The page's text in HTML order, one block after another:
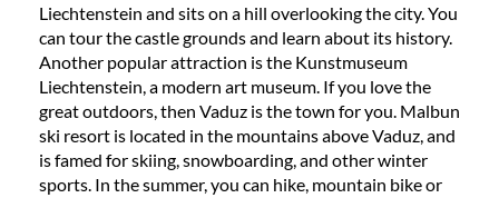
Liechtenstein and sits on a hill overlooking the city. You
can tour the castle grounds and learn about its history.
Another popular attraction is the Kunstmuseum
Liechtenstein, a modern art museum. If you love the
great outdoors, then Vaduz is the town for you. Malbun
ski resort is located in the mountains above Vaduz, and
is famed for skiing, snowboarding, and other winter
sports. In the summer, you can hike, mountain bike or